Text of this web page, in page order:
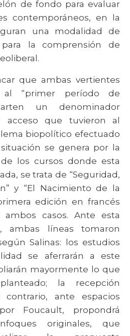
de fondo para evaluar
contemporáneos, en la
una modalidad de
para la comprensión de
que ambas vertientes
“primer período de
un denominador
acceso que tuvieron al
biopolítico efectuado
se genera por la
los cursos donde esta
se trata de “Seguridad,
y “El Nacimiento de la
edición en francés
casos. Ante esta
ambas líneas tomaron
Salinas: los estudios
se aferrarán a este
mayormente lo que
la recepción
ante espacios
Foucault, propondrá
originales, que